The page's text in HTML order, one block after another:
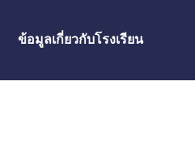
ข้อมูลเกี่ยวกับโรงเรียน